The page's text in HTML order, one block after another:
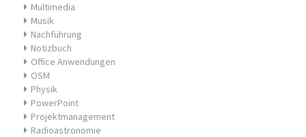
Multimedia
Musik
Nachführung
Notizbuch
Office Anwendungen
OSM
Physik
PowerPoint
Projektmanagement
Radioastronomie